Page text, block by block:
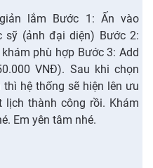
lắm Bước 1: Ấn vào
sỹ (ảnh đại diện) Bước 2:
phù hợp Bước 3: Add
VNĐ). Sau khi chọn
hệ thống sẽ hiện lên ưu
lịch thành công rồi. Khám
Em yên tâm nhé.